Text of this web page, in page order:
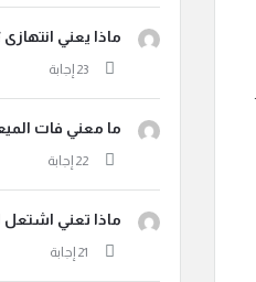
ماذا يعني انتهازى
‏‫23 إجابة
ما معني فات
‏‫22 إجابة
ماذا تعني اشتعل